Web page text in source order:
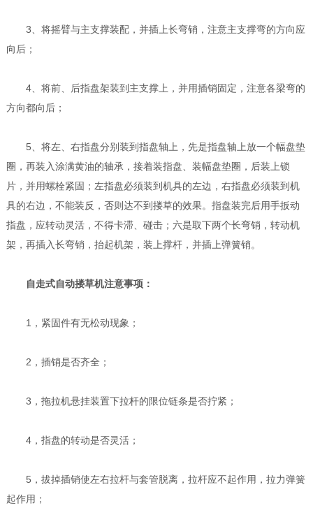
3、将摇臂与主支撑装配，并插上长弯销，注意主支撑弯的方向应
向后；
4、将前、后指盘架装到主支撑上，并用插销固定，注意各梁弯的
方向都向后；
5、将左、右指盘分别装到指盘轴上，先是指盘轴上放一个幅盘垫
圈，再装入涂满黄油的轴承，接着装指盘、装幅盘垫圈，后装上锁
片，并用螺栓紧固；左指盘必须装到机具的左边，右指盘必须装到机
具的右边，不能装反，否则达不到搂草的效果。指盘装完后用手扳动
指盘，应转动灵活，不得卡滞、碰击；六是取下两个长弯销，转动机
架，再插入长弯销，抬起机架，装上撑杆，并插上弹簧销。
自走式自动搂草机注意事项：
1，紧固件有无松动现象；
2，插销是否齐全；
3，拖拉机悬挂装置下拉杆的限位链条是否拧紧；
4，指盘的转动是否灵活；
5，拔掉插销使左右拉杆与套管脱离，拉杆应不起作用，拉力弹簧
起作用；